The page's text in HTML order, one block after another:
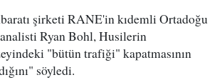
şirketi RANE'in kıdemli Ortadoğu
Ryan Bohl, Husilerin
"bütün trafiği" kapatmasının
söyledi.